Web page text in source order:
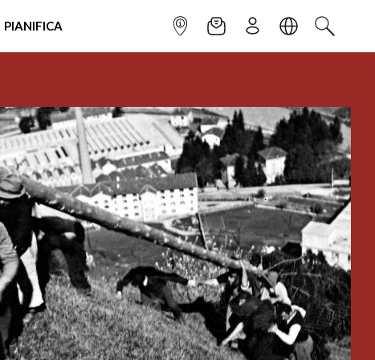
PIANIFICA INFOPOINTNEWSLETTER
ISCRIVITILINGUACERCA